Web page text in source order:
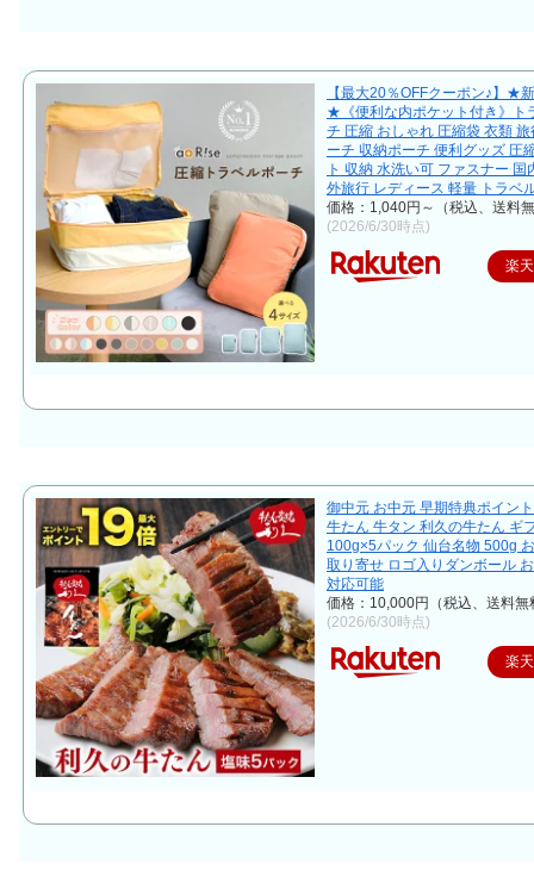
【最大20％OFFクーポン♪】★
★《便利な内ポケット付き》ト
チ 圧縮 おしゃれ 圧縮袋 衣類
ーチ 収納ポーチ 便利グッズ 圧
ト 収納 水洗い可 ファスナー 国
外旅行 レディース 軽量 トラベ
価格：1,040円～（税込、送料
(2026/6/30時点)
楽
御中元 お中元 早期特典ポイン
牛たん 牛タン 利久の牛たん ギ
100g×5パック 仙台名物 500g
取り寄せ ロゴ入りダンボール
対応可能
価格：10,000円（税込、送料無
(2026/6/30時点)
楽